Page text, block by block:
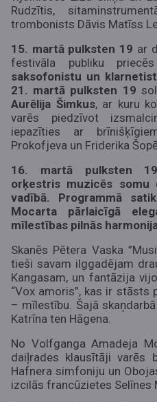
Rudzītis,
trombonists Dāvis Matīss
15. martā pulksten 19 ar
festivāla publiku
saksofonistu un
21. martā pulksten 19
Aurēlija Šimkus, ar kuru
varēs piedzīvot
iepazīties ar
Prokofjeva un Friderika
16. martā pulksten
orķestris muzicēs somu
vadībā. Programmā
Mocarta pārlaicīgā
mīlestības pilnās
Skanēs Pētera Vaska
tieši savam ilggadējam
Kangasam, un fantāzija
“Vox amoris”, kas ir stāsts
– mīlestību. Šajā
Katrīna ten Hāgena.
No Volfganga Amadeja
daiļrades klausītāji varēs
Hafnera simfoniju un
izcilās francūzietes Selīnes